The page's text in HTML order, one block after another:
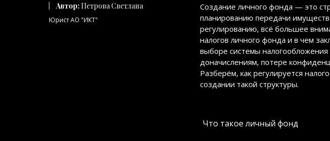
Автор: Петрова Светлана
Юрист АО "ИКТ"
Создание личного фонда — это
планированию передачи
регулированию, всё большее
налогов личного фонда и в чем
выборе системы
доначислениям, потере
Разберём, как регулируется
создании такой структуры.
Что такое личный фонд